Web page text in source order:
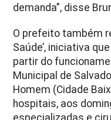
demanda”, disse
O prefeito também
Saúde’, iniciativa
partir do
Municipal de
Homem (Cidade
hospitais, aos
especializadas e